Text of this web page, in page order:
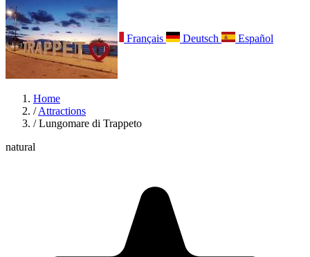
Italiano English Français Deutsch Español
Menu
Home
/ Attractions
/ Lungomare di Trappeto
natural